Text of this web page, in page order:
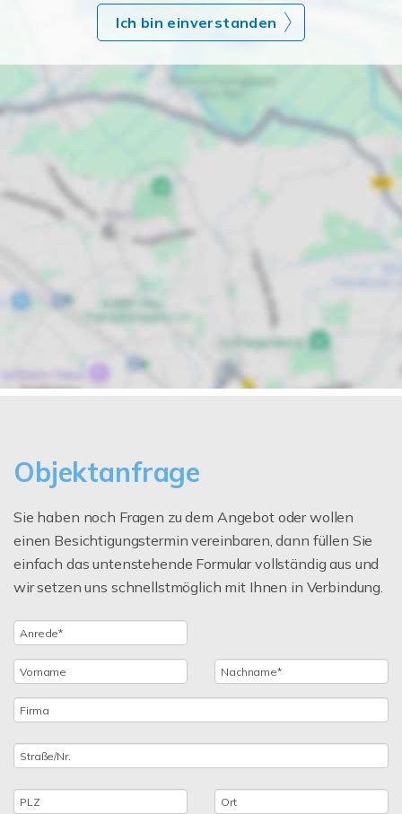
Ich bin einverstanden
Objektanfrage
Sie haben noch Fragen zu dem Angebot oder wollen
einen Besichtigungstermin vereinbaren, dann füllen Sie
einfach das untenstehende Formular vollständig aus und
wir setzen uns schnellstmöglich mit Ihnen in Verbindung.